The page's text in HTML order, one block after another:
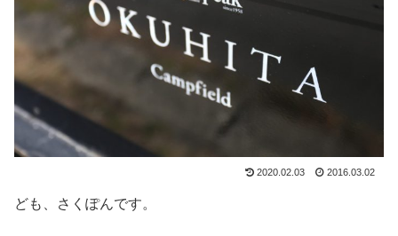
2020.02.03 2016.03.02
ども、さくぽんです。